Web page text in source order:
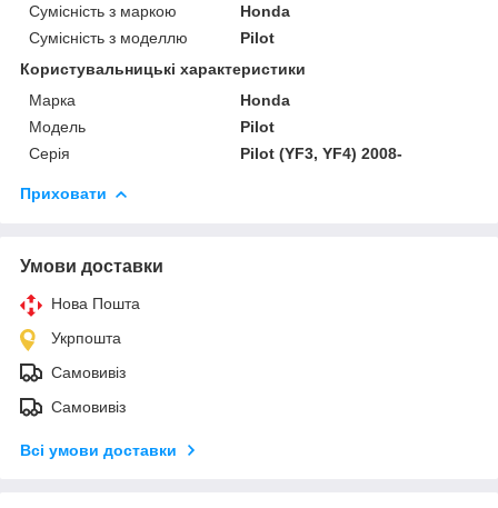
Сумісність з маркою
Honda
Сумісність з моделлю
Pilot
Користувальницькі характеристики
Марка
Honda
Модель
Pilot
Серія
Pilot (YF3, YF4) 2008-
Приховати
Умови доставки
Нова Пошта
Укрпошта
Самовивіз
Самовивіз
Всі умови доставки